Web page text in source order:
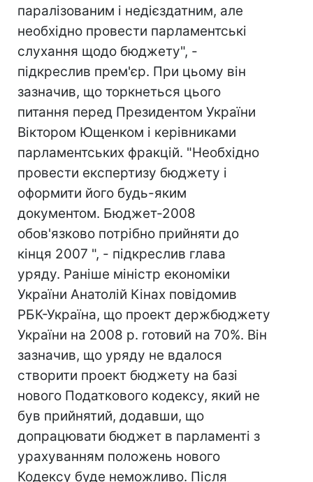
паралізованим і недієздатним, але
необхідно провести парламентські
слухання щодо бюджету", -
підкреслив прем'єр. При цьому він
зазначив, що торкнеться цього
питання перед Президентом України
Віктором Ющенком і керівниками
парламентських фракцій. "Необхідно
провести експертизу бюджету і
оформити його будь-яким
документом. Бюджет-2008
обов'язково потрібно прийняти до
кінця 2007 ", - підкреслив глава
уряду. Раніше міністр економіки
України Анатолій Кінах повідомив
РБК-Україна, що проект держбюджету
України на 2008 р. готовий на 70%. Він
зазначив, що уряду не вдалося
створити проект бюджету на базі
нового Податкового кодексу, який не
був прийнятий, додавши, що
допрацювати бюджет в парламенті з
урахуванням положень нового
Кодексу буде неможливо. Після